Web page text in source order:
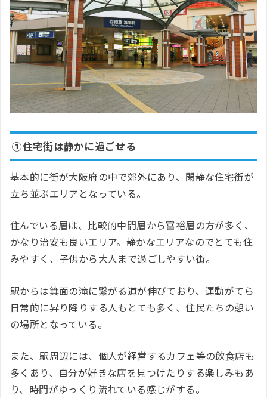
①住宅街は静かに過ごせる
基本的に街が大阪府の中で郊外にあり、閑静な住宅街が
立ち並ぶエリアとなっている。
住んでいる層は、比較的中間層から富裕層の方が多く、
かなり治安も良いエリア。静かなエリアなのでとても住
みやすく、子供から大人まで過ごしやすい街。
駅からは箕面の滝に繋がる道が伸びており、運動がてら
日常的に昇り降りする人もとても多く、住民たちの憩い
の場所となっている。
また、駅周辺には、個人が経営するカフェ等の飲食店も
多くあり、自分が好きな店を見つけたりする楽しみもあ
り、時間がゆっくり流れている感じがする。